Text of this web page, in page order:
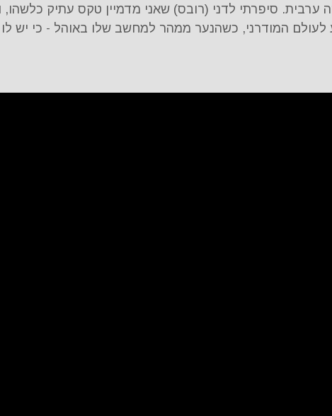
סיפרתי לדני (רובס) שאני מדמיין טקס עתיק כלשהו,
המודרני, כשהנער ממהר למחשב שלו באוהל - כי יש